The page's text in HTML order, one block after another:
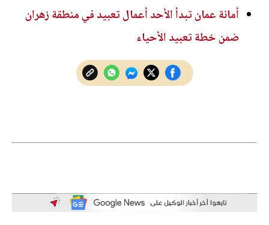
أمانة عمان تبدأ الأحد أعمال تعبيد في منطقة زهران
ضمن خطة تعبيد الأحياء